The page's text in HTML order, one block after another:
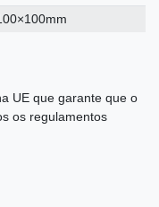
UE que garante que o
os regulamentos